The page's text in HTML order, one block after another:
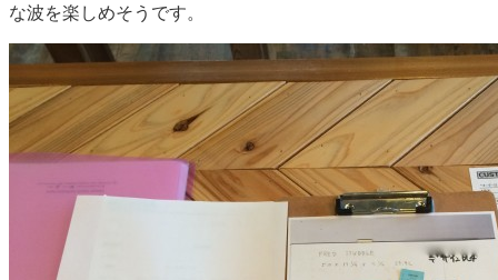
な波を楽しめそうです。